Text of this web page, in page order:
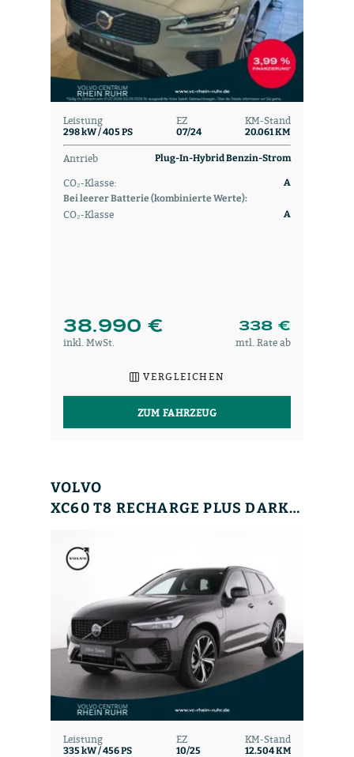
Leistung
298 kW / 405 PS
EZ
07/24
KM-Stand
20.061 KM
Antrieb Plug-In-Hybrid Benzin-Strom
CO₂-Klasse:
A
Bei leerer Batterie (kombinierte Werte):
CO₂-Klasse A
38.990 € 338 €
inkl. MwSt. mtl. Rate ab
VERGLEICHEN
ZUM FAHRZEUG
VOLVO
XC60 T8 RECHARGE PLUS DARK+360°+HA&KA+21+LEDER
Leistung
335 kW / 456 PS
EZ
10/25
KM-Stand
12.504 KM